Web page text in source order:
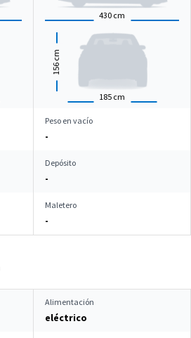
430 cm
185 cm
156
cm
Peso en vacío
-
Depósito
-
Maletero
-
Alimentación
eléctrico